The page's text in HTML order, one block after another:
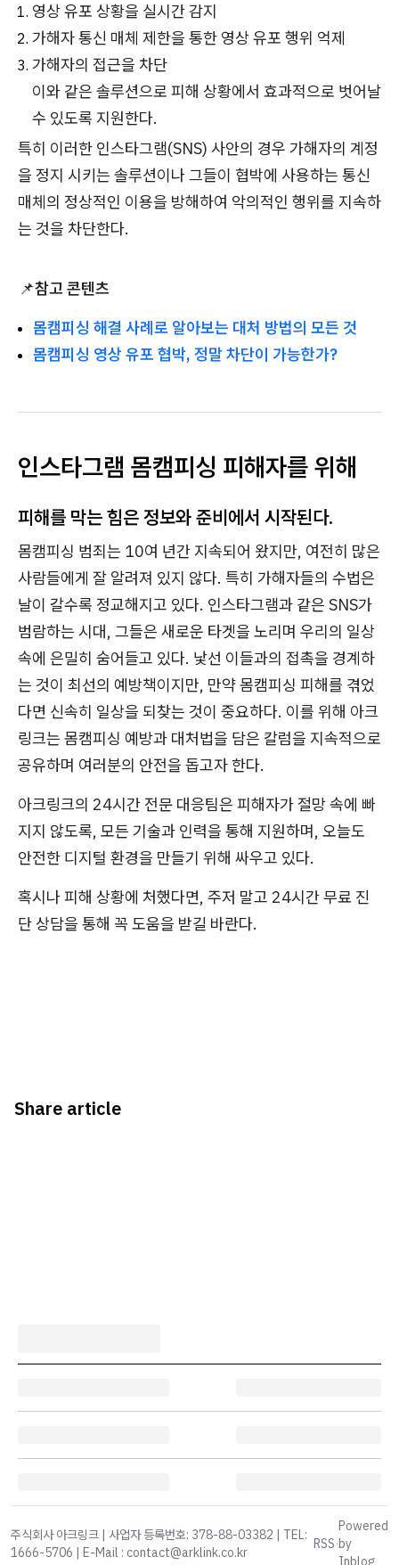
영상 유포 상황을 실시간 감지
가해자 통신 매체 제한을 통한 영상 유포 행위 억제
가해자의 접근을 차단
이와 같은 솔루션으로 피해 상황에서 효과적으로 벗어날
수 있도록 지원한다.
특히 이러한 인스타그램(SNS) 사안의 경우 가해자의 계정
을 정지 시키는 솔루션이나 그들이 협박에 사용하는 통신
매체의 정상적인 이용을 방해하여 악의적인 행위를 지속하
는 것을 차단한다.
📌참고 콘텐츠
몸캠피싱 해결 사례로 알아보는 대처 방법의 모든 것
몸캠피싱 영상 유포 협박, 정말 차단이 가능한가?
인스타그램 몸캠피싱 피해자를 위해
피해를 막는 힘은 정보와 준비에서 시작된다.
몸캠피싱 범죄는 10여 년간 지속되어 왔지만, 여전히 많은
사람들에게 잘 알려져 있지 않다. 특히 가해자들의 수법은
날이 갈수록 정교해지고 있다. 인스타그램과 같은 SNS가
범람하는 시대, 그들은 새로운 타겟을 노리며 우리의 일상
속에 은밀히 숨어들고 있다. 낯선 이들과의 접촉을 경계하
는 것이 최선의 예방책이지만, 만약 몸캠피싱 피해를 겪었
다면 신속히 일상을 되찾는 것이 중요하다. 이를 위해 아크
링크는 몸캠피싱 예방과 대처법을 담은 칼럼을 지속적으로
공유하며 여러분의 안전을 돕고자 한다.
아크링크의 24시간 전문 대응팀은 피해자가 절망 속에 빠
지지 않도록, 모든 기술과 인력을 통해 지원하며, 오늘도
안전한 디지털 환경을 만들기 위해 싸우고 있다.
혹시나 피해 상황에 처했다면, 주저 말고 24시간 무료 진
단 상담을 통해 꼭 도움을 받길 바란다.
Share article
주식회사 아크링크 | 사업자 등록번호: 378-88-03382 | TEL:
1666-5706 | E-Mail : contact@arklink.co.kr
RSS·
Powered
by
Inblog